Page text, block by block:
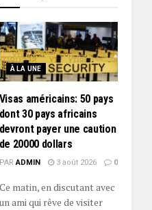
À LA UNE
Visas américains: 50 pays
dont 30 pays africains
devront payer une caution
de 20000 dollars
PAR ADMIN 3 août 2026 0
Ce matin, en discutant avec
un ami qui rêve de visiter